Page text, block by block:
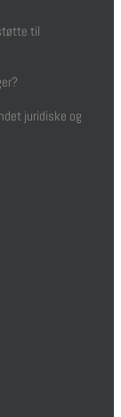
til
juridiske og